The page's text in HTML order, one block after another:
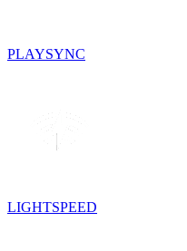
PLAYSYNC
LIGHTSPEED